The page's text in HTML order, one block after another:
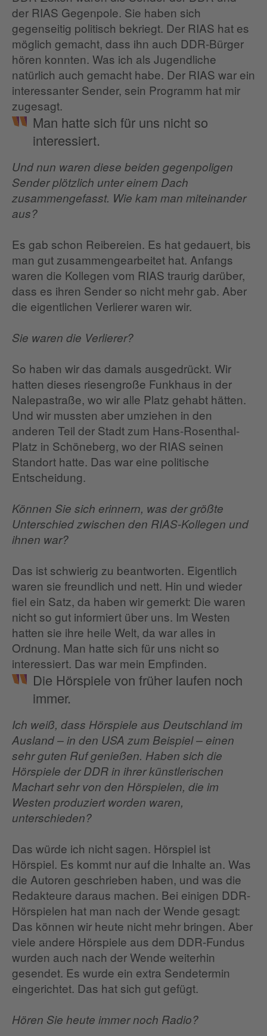
der RIAS Gegenpole. Sie haben sich
gegenseitig politisch bekriegt. Der RIAS hat es
möglich gemacht, dass ihn auch DDR-Bürger
hören konnten. Was ich als Jugendliche
natürlich auch gemacht habe. Der RIAS war ein
interessanter Sender, sein Programm hat mir
zugesagt.
Man hatte sich für uns nicht so
interessiert.
Und nun waren diese beiden gegenpoligen
Sender plötzlich unter einem Dach
zusammengefasst. Wie kam man miteinander
aus?
Es gab schon Reibereien. Es hat gedauert, bis
man gut zusammengearbeitet hat. Anfangs
waren die Kollegen vom RIAS traurig darüber,
dass es ihren Sender so nicht mehr gab. Aber
die eigentlichen Verlierer waren wir.
Sie waren die Verlierer?
So haben wir das damals ausgedrückt. Wir
hatten dieses riesengroße Funkhaus in der
Nalepastraße, wo wir alle Platz gehabt hätten.
Und wir mussten aber umziehen in den
anderen Teil der Stadt zum Hans-Rosenthal-
Platz in Schöneberg, wo der RIAS seinen
Standort hatte. Das war eine politische
Entscheidung.
Können Sie sich erinnern, was der größte
Unterschied zwischen den RIAS-Kollegen und
ihnen war?
Das ist schwierig zu beantworten. Eigentlich
waren sie freundlich und nett. Hin und wieder
fiel ein Satz, da haben wir gemerkt: Die waren
nicht so gut informiert über uns. Im Westen
hatten sie ihre heile Welt, da war alles in
Ordnung. Man hatte sich für uns nicht so
interessiert. Das war mein Empfinden.
Die Hörspiele von früher laufen noch
immer.
Ich weiß, dass Hörspiele aus Deutschland im
Ausland – in den USA zum Beispiel – einen
sehr guten Ruf genießen. Haben sich die
Hörspiele der DDR in ihrer künstlerischen
Machart sehr von den Hörspielen, die im
Westen produziert worden waren,
unterschieden?
Das würde ich nicht sagen. Hörspiel ist
Hörspiel. Es kommt nur auf die Inhalte an. Was
die Autoren geschrieben haben, und was die
Redakteure daraus machen. Bei einigen DDR-
Hörspielen hat man nach der Wende gesagt:
Das können wir heute nicht mehr bringen. Aber
viele andere Hörspiele aus dem DDR-Fundus
wurden auch nach der Wende weiterhin
gesendet. Es wurde ein extra Sendetermin
eingerichtet. Das hat sich gut gefügt.
Hören Sie heute immer noch Radio?